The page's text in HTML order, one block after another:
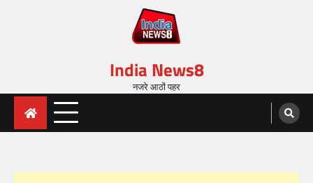
India News8
नजरे आठों पहर